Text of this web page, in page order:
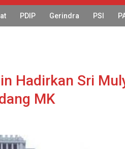
PDIP Gerindra PSI
Hadirkan Sri
MK